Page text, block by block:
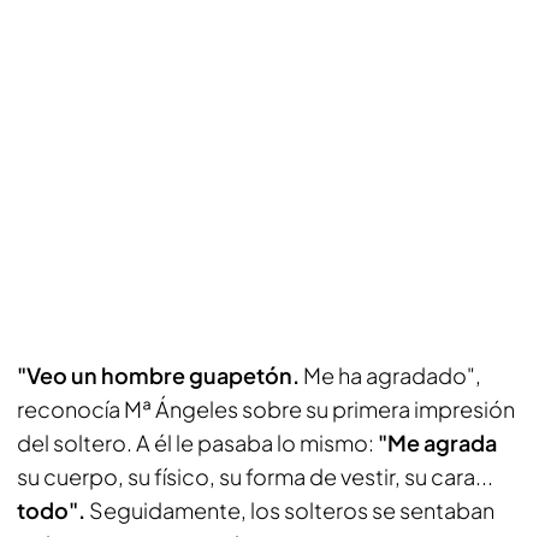
"Veo un hombre guapetón. Me ha agradado",
reconocía Mª Ángeles sobre su primera impresión
del soltero. A él le pasaba lo mismo: "Me agrada
su cuerpo, su físico, su forma de vestir, su cara...
todo". Seguidamente, los solteros se sentaban